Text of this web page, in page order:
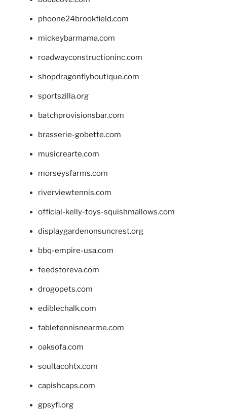
phoone24brookfield.com
mickeybarmama.com
roadwayconstructioninc.com
shopdragonflyboutique.com
sportszilla.org
batchprovisionsbar.com
brasserie-gobette.com
musicrearte.com
morseysfarms.com
riverviewtennis.com
official-kelly-toys-squishmallows.com
displaygardenonsuncrest.org
bbq-empire-usa.com
feedstoreva.com
drogopets.com
ediblechalk.com
tabletennisnearme.com
oaksofa.com
soultacohtx.com
capishcaps.com
gpsyfl.org